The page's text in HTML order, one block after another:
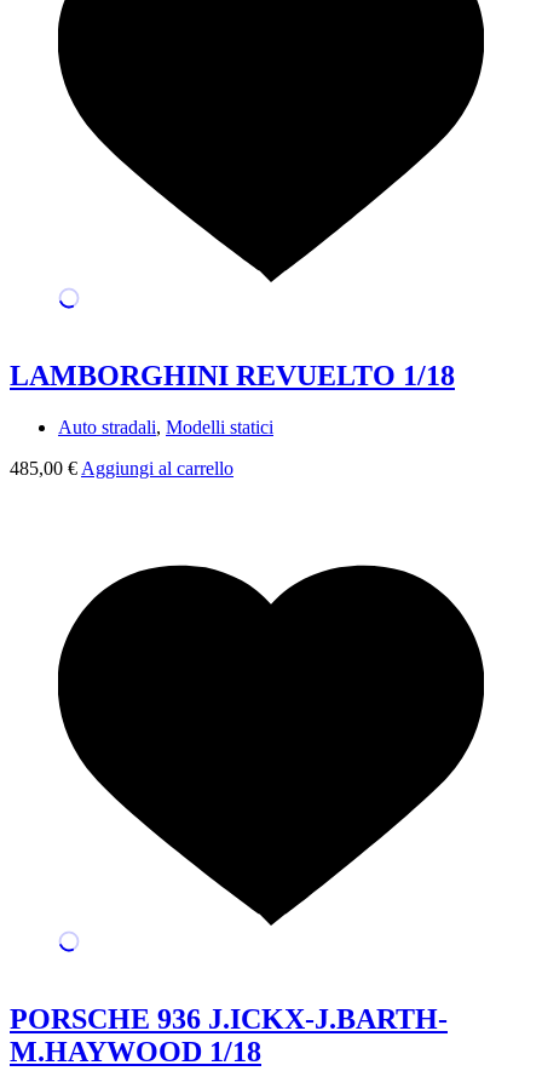
LAMBORGHINI REVUELTO 1/18
Auto stradali, Modelli statici
485,00 € Aggiungi al carrello
PORSCHE 936 J.ICKX-J.BARTH-
M.HAYWOOD 1/18